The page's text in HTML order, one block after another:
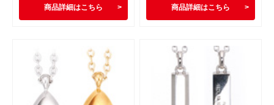
商品詳細はこちら 商品詳細はこちら